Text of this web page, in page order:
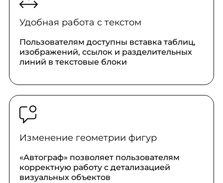
Удобная работа с текстом
Пользователям доступны вставка таблиц,
изображений, ссылок и разделительных
линий в текстовые блоки
Изменение геометрии фигур
«Автограф» позволяет пользователям
корректную работу с детализацией
визуальных объектов